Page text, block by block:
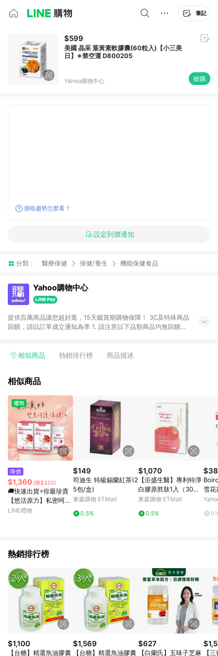
筆記
$599
美國 晶采 葉黃素軟膠囊(60粒入)【小三美
日】※禁空運 D800205
Yahoo購物中心 搶購
價格趨勢怎麼看？
設定到價通知
分類： 醫療保健 保健/養生 機能保健食品
Yahoo購物中心
提供百萬商品讓您超好逛，15天鑑賞期購物保障！ 3C及特殊商品
回饋，請以訂單成立通知為準 1. 請注意以下品類商品均無回饋：
電玩/遊戲/相機/單眼/鏡頭/拍立得 [2024/6/1起適用] -內接硬
的購回饋活動享Yahoo超贈點回饋者 - 購物中心商店之商品：商
3. 訂單回饋金額將扣除運費/購物金/超贈點/福利金/紅利折抵/折
價券等虛擬貨幣折抵 4. 大宗採購或批發轉賣不具回饋資格： 如
有相關事證認定您為大宗採購、批發轉賣而非最終消費使用者，
相關認定以Yahoo購物中心之認定為準
相似商品 熱銷排行榜 商品描述
相似商品
降價
$1,360 (降$320)
🚚快速出貨⚡你最珍貴
【悠活原力】私密呵護
組．高濃縮蔓越莓私密
LINE禮物
$149
司迪生 特級錫蘭紅茶(2
5包/盒)
東森購物 ETMall
0.5%
$1,070
【洰盛生醫】專利特淨
白膠原胜肽1入（30包/
盒）
東森購物 ETMall
0.5%
雪
熱銷排行榜
$1,100
【台糖】精選魚油膠囊
$1,569
【台糖】精選魚油膠囊
$627
【白蘭氏】五味子芝麻 【